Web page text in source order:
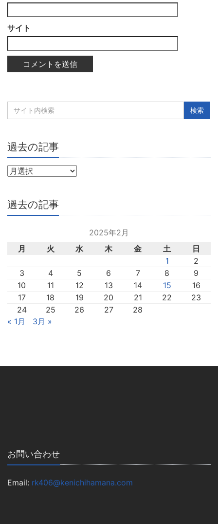
サイト
過去の記事
過去の記事
2025年2月
月
火 水 木 金 土
日
1
2
3
4 5 6 7 8
9
10
11 12 13 14 15
16
17
18 19 20 21 22
23
24
25 26 27
28
« 1月
3月 »
お問い合わせ
Email: rk406@kenichihamana.com